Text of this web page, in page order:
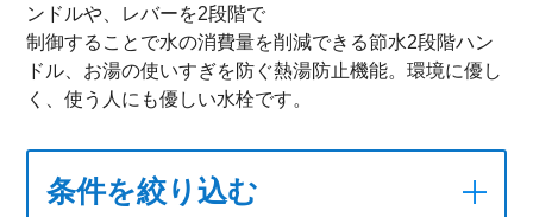
閉じる
ンドルや、レバーを2段階で
制御することで水の消費量を削減できる節水2段階ハン
ドル、お湯の使いすぎを防ぐ熱湯防止機能。環境に優し
く、使う人にも優しい水栓です。
条件を絞り込む